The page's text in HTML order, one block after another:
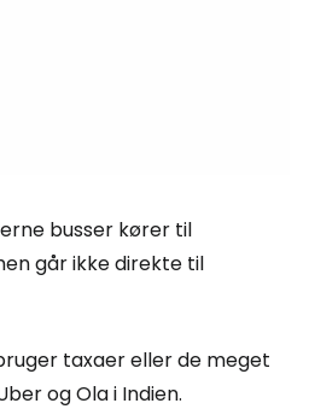
busser kører til
går ikke direkte til
taxaer eller de meget
og Ola i Indien.